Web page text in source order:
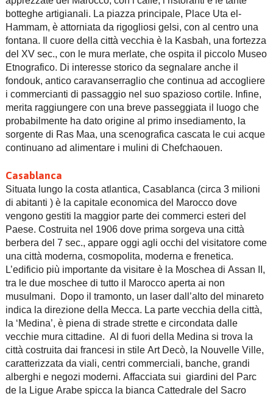
botteghe artigianali. La piazza principale, Place Uta el-
Hammam, è attorniata da rigogliosi gelsi, con al centro una
fontana. Il cuore della città vecchia è la Kasbah, una fortezza
del XV sec., con le mura merlate, che ospita il piccolo Museo
Etnografico. Di interesse storico da segnalare anche il
fondouk, antico caravanserraglio che continua ad accogliere
i commercianti di passaggio nel suo spazioso cortile. Infine,
merita raggiungere con una breve passeggiata il luogo che
probabilmente ha dato origine al primo insediamento, la
sorgente di Ras Maa, una scenografica cascata le cui acque
continuano ad alimentare i mulini di Chefchaouen.
Casablanca
Situata lungo la costa atlantica, Casablanca (circa 3 milioni
di abitanti ) è la capitale economica del Marocco dove
vengono gestiti la maggior parte dei commerci esteri del
Paese. Costruita nel 1906 dove prima sorgeva una città
berbera del 7 sec., appare oggi agli occhi del visitatore come
una città moderna, cosmopolita, moderna e frenetica.
L’edificio più importante da visitare è la Moschea di Assan II,
tra le due moschee di tutto il Marocco aperta ai non
musulmani. Dopo il tramonto, un laser dall’alto del minareto
indica la direzione della Mecca. La parte vecchia della città,
la ‘Medina’, è piena di strade strette e circondata dalle
vecchie mura cittadine. Al di fuori della Medina si trova la
città costruita dai francesi in stile Art Decò, la Nouvelle Ville,
caratterizzata da viali, centri commerciali, banche, grandi
alberghi e negozi moderni. Affacciata sui giardini del Parc
de la Ligue Arabe spicca la bianca Cattedrale del Sacro